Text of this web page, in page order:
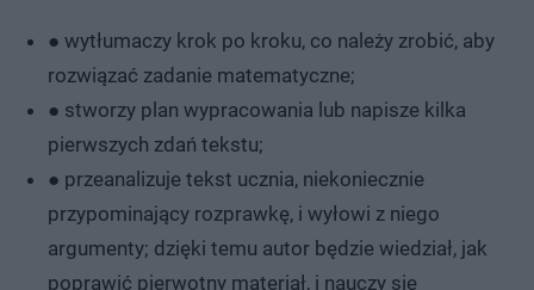
● wytłumaczy krok po kroku, co należy zrobić, aby
rozwiązać zadanie matematyczne;
● stworzy plan wypracowania lub napisze kilka
pierwszych zdań tekstu;
● przeanalizuje tekst ucznia, niekoniecznie
przypominający rozprawkę, i wyłowi z niego
argumenty; dzięki temu autor będzie wiedział, jak
poprawić pierwotny materiał, i nauczy się